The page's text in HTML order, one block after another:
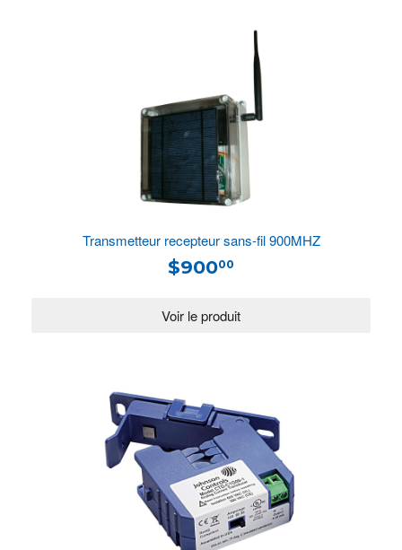
Transmetteur recepteur sans-fil 900MHZ
$90000